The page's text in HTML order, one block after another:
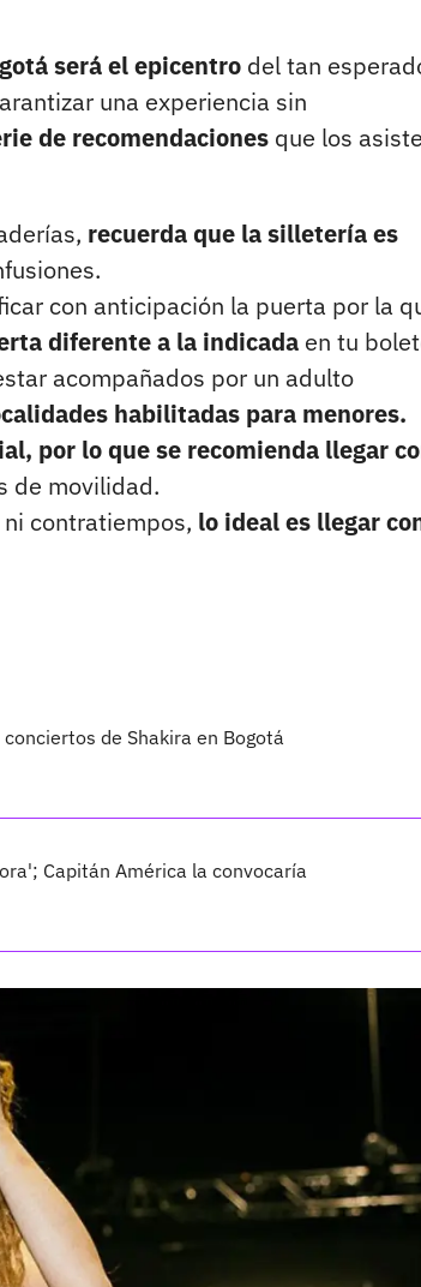
será el epicentro del tan
una experiencia sin
de recomendaciones que los
recuerda que la silletería es
con anticipación la puerta por la
diferente a la indicada en tu
acompañados por un adulto
habilitadas para menores.
por lo que se recomienda llegar
de movilidad.
contratiempos, lo ideal es llegar
de Shakira en Bogotá
Capitán América la convocaría